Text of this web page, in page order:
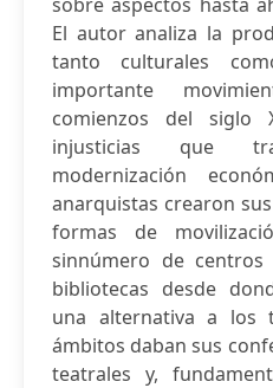
El autor analiza la
tanto culturales
importante
comienzos del siglo
injusticias que
modernización
anarquistas crearon
formas de
sinnúmero de centros
bibliotecas desde
una alternativa a los
ámbitos daban sus
teatrales y,